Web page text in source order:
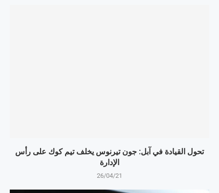
تحول القيادة في آبل: جون تيرنوس يخلف تيم كوك على رأس
الإدارة
26/04/21